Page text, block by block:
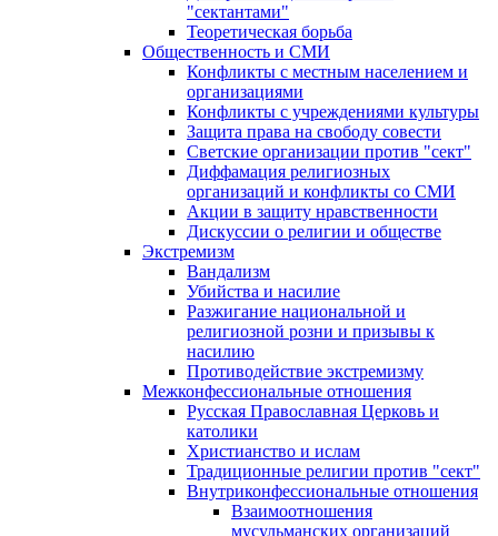
"сектантами"
Теоретическая борьба
Общественность и СМИ
Конфликты с местным населением и
организациями
Конфликты с учреждениями культуры
Защита права на свободу совести
Светские организации против "сект"
Диффамация религиозных
организаций и конфликты со СМИ
Акции в защиту нравственности
Дискуссии о религии и обществе
Экстремизм
Вандализм
Убийства и насилие
Разжигание национальной и
религиозной розни и призывы к
насилию
Противодействие экстремизму
Межконфессиональные отношения
Русская Православная Церковь и
католики
Христианство и ислам
Традиционные религии против "сект"
Внутриконфессиональные отношения
Взаимоотношения
мусульманских организаций